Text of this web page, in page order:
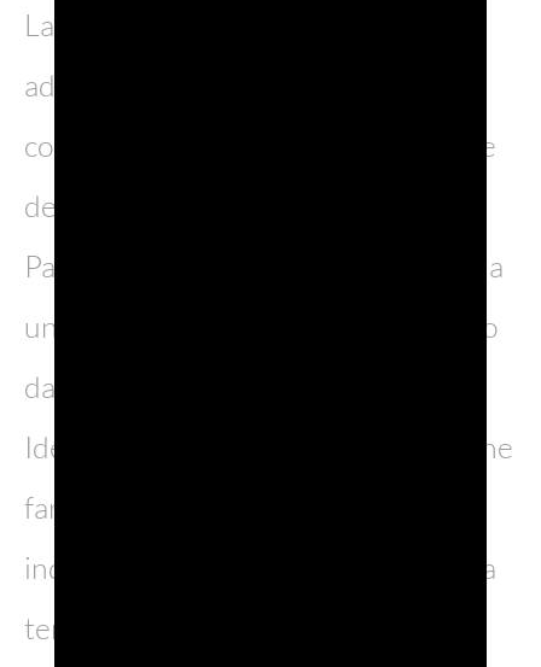
Lasciamo le bellezze del Veneto per
addentrarci in Friuli Venezia Giulia
con una delle città più caratteristiche
della regione: Palmanova.
Patrimonio dell’Umanità dal 2017, ha
una forma poligonale a 9 punte tanto
da essere definita la città stellata.
Ideale per gli appassionati di droni che
faranno sfoggio di video
indimenticabili dal cielo, ma anche da
terra, questa città regala bellezza.